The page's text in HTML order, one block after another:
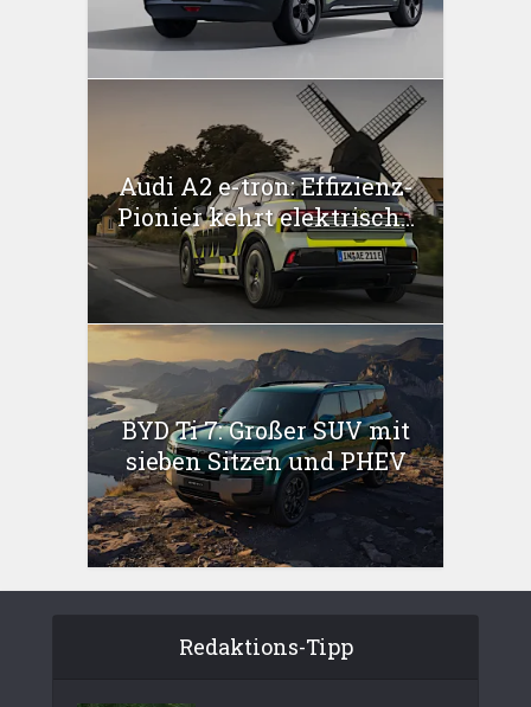
Audi A2 e-tron: Effizienz-
Pionier kehrt elektrisch...
BYD Ti 7: Großer SUV mit
sieben Sitzen und PHEV
Redaktions-Tipp